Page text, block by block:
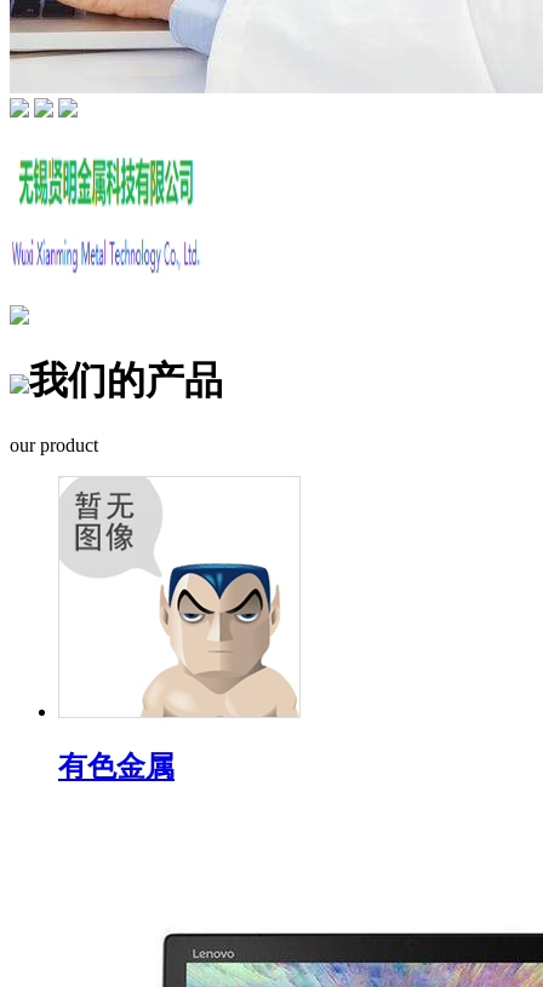
我们的产品
our product
有色金属